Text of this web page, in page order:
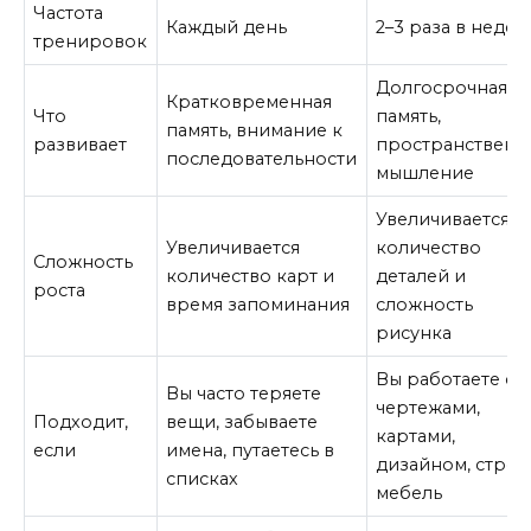
Частота
тренировок
Каждый день 2–3 раза в
Что
развивает
Кратковременная
память, внимание к
последовательности
Долгосрочная
память,
мышление
Сложность
роста
Увеличивается
количество карт и
время запоминания
Увеличивается
количество
деталей и
сложность
рисунка
Подходит,
если
Вы часто теряете
вещи, забываете
имена, путаетесь в
списках
Вы работаете с
чертежами,
картами,
дизайном,
мебель